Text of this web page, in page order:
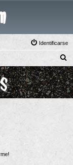
Identificarse
u
s
c